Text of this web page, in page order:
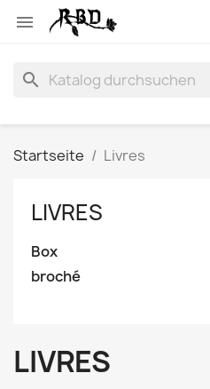

search
Startseite Livres
LIVRES
Box
broché
LIVRES